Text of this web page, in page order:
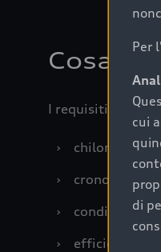
Cosa
I requisiti
›
›
cronologia
›
condizioni
›
efficienza
Per
cui
di